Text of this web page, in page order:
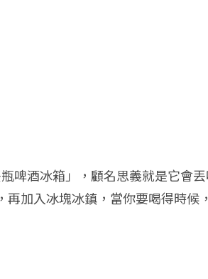
啤酒冰箱」，顧名思義就是它會
加入冰塊冰鎮，當你要喝得時